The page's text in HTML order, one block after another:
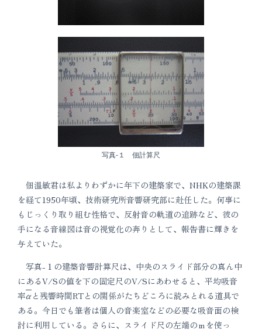
写真-１ 佃計算尺
佃温敏君は私よりわずかに年下の建築家で、NHKの建築課
を経て1950年頃、技術研究所音響研究部に赴任した。何事に
もじっくり取り組む性格で、反射音の軌道の追跡など、彼の
手になる音線図は音の視覚化の奔りとして、報告書に輝きを
与えていた。
写真-１の建築音響計算尺は、中央のスライド部分の真ん中
にあるV/Sの値を下の固定尺のV/Sにあわせると、平均吸音
率αと残響時間RTとの関係がたちどころに読みとれる道具で
ある。今日でも筆者は個人の音楽室などの必要な吸音面の検
討に利用している。さらに、スライド尺の左端のｍを使っ